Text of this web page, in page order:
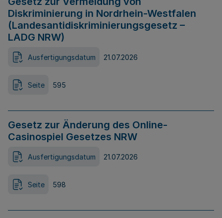
Diskriminierung in Nordrhein-Westfalen
(Landesantidiskriminierungsgesetz –
LADG NRW)
Ausfertigungsdatum 21.07.2026
Seite 595
Gesetz zur Änderung des Online-
Casinospiel Gesetzes NRW
Ausfertigungsdatum 21.07.2026
Seite 598